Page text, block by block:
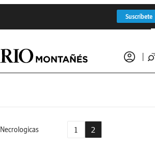
Suscríbete
Necrologicas 1 2